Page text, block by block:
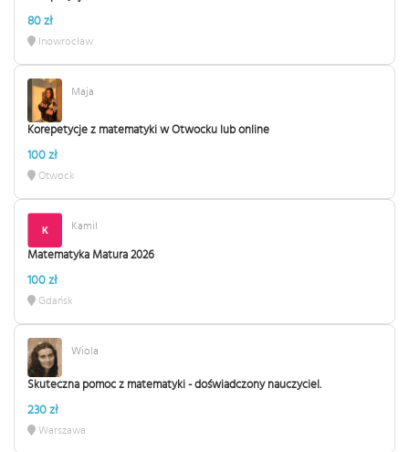
80 zł
Inowrocław
Maja
Korepetycje z matematyki w Otwocku lub online
100 zł
Otwock
Kamil
Matematyka Matura 2026
100 zł
Gdańsk
Wiola
Skuteczna pomoc z matematyki - doświadczony nauczyciel.
230 zł
Warszawa